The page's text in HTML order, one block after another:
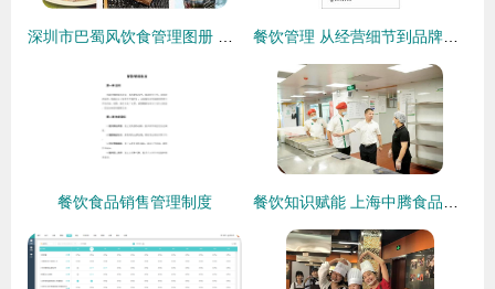
餐饮食品销售管理制度